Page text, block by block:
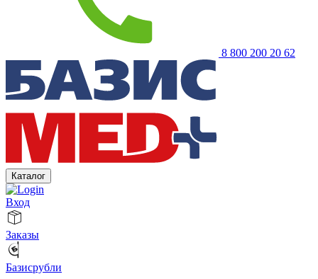
8 800 200 20 62
Каталог
Вход
Заказы
Базисрубли